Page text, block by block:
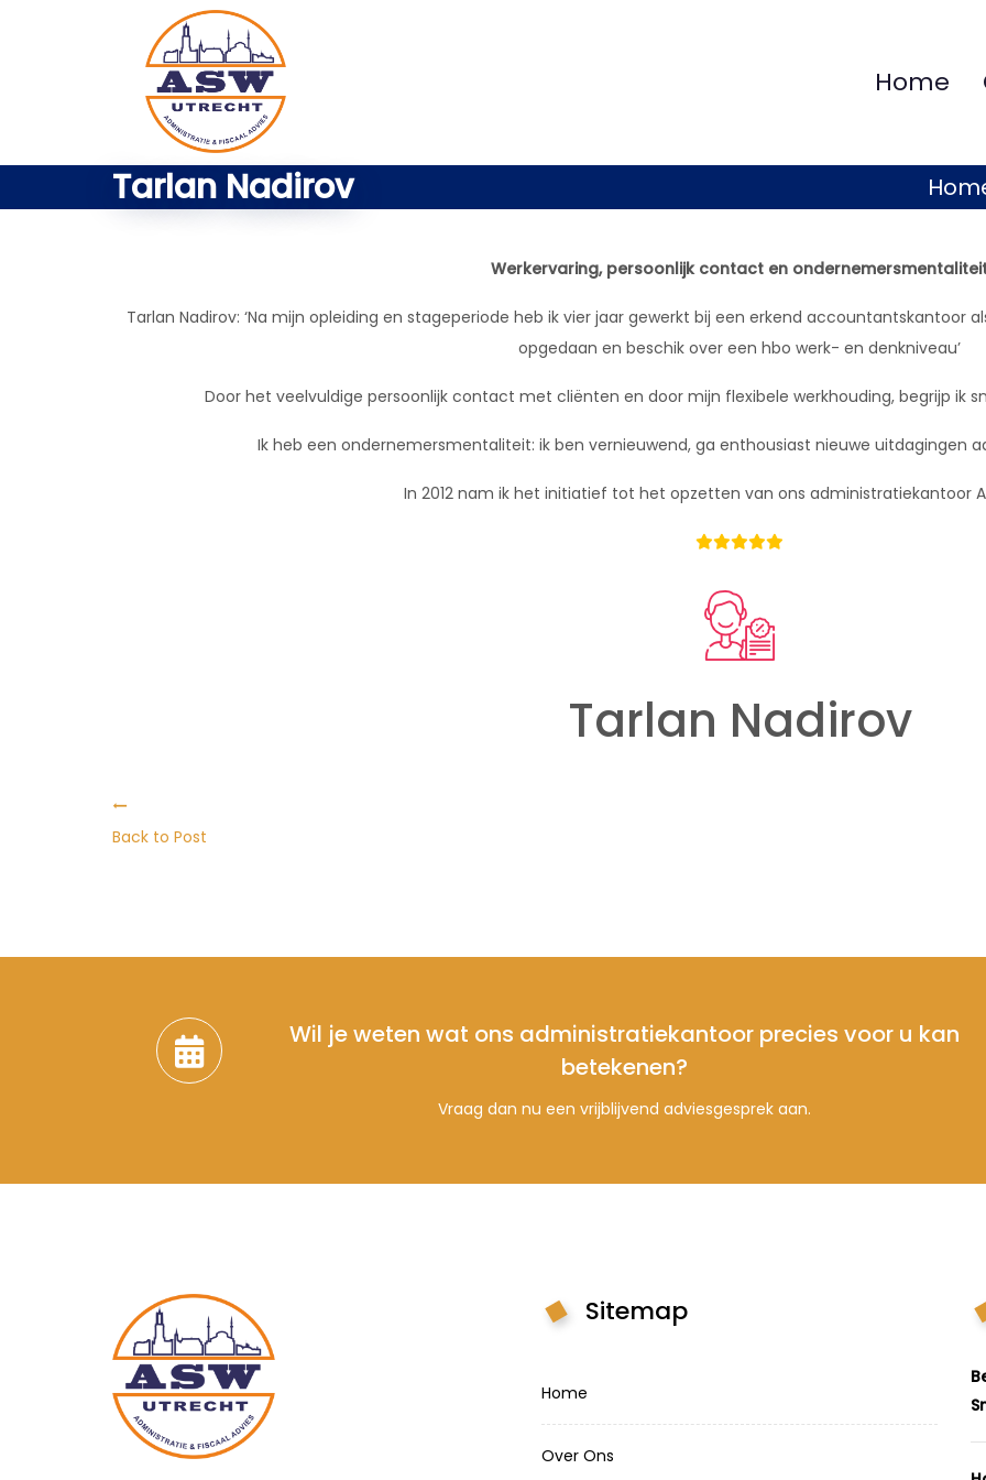
Home
Tarlan Nadirov
Werkervaring, persoonlijk contact en
Tarlan Nadirov: ‘Na mijn opleiding en stageperiode heb ik vier jaar gewerkt bij een erkend accountantskantoor
opgedaan en beschik over een hbo werk- en denkniveau’
Door het veelvuldige persoonlijk contact met cliënten en door mijn flexibele werkhouding, begrijp ik
Ik heb een ondernemersmentaliteit: ik ben vernieuwend, ga enthousiast nieuwe uitdagingen
In 2012 nam ik het initiatief tot het opzetten van ons administratiekantoor
Tarlan Nadirov
Back to Post
Wil je weten wat ons administratiekantoor precies voor u kan
betekenen?
Vraag dan nu een vrijblijvend adviesgesprek aan.
Sitemap
Home
Over Ons